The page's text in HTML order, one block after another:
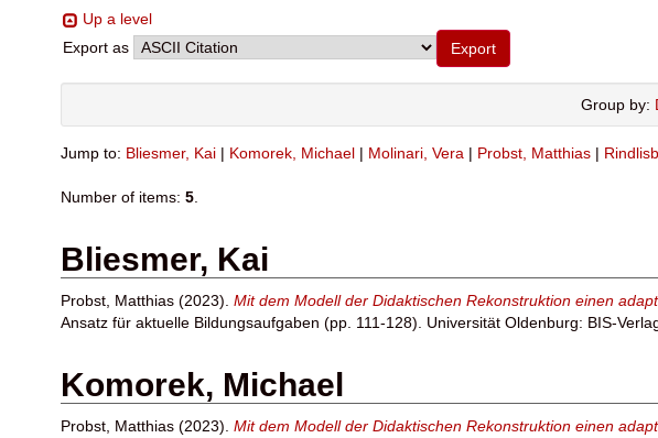
Up a level
Export as
Group by:
Jump to: Bliesmer, Kai | Komorek, Michael | Molinari, Vera | Probst, Matthias |
Number of items: 5.
Bliesmer, Kai
Probst, Matthias (2023). Mit dem Modell der Didaktischen Rekonstruktion einen
Ansatz für aktuelle Bildungsaufgaben (pp. 111-128). Universität Oldenburg: BIS-
Komorek, Michael
Probst, Matthias (2023). Mit dem Modell der Didaktischen Rekonstruktion einen